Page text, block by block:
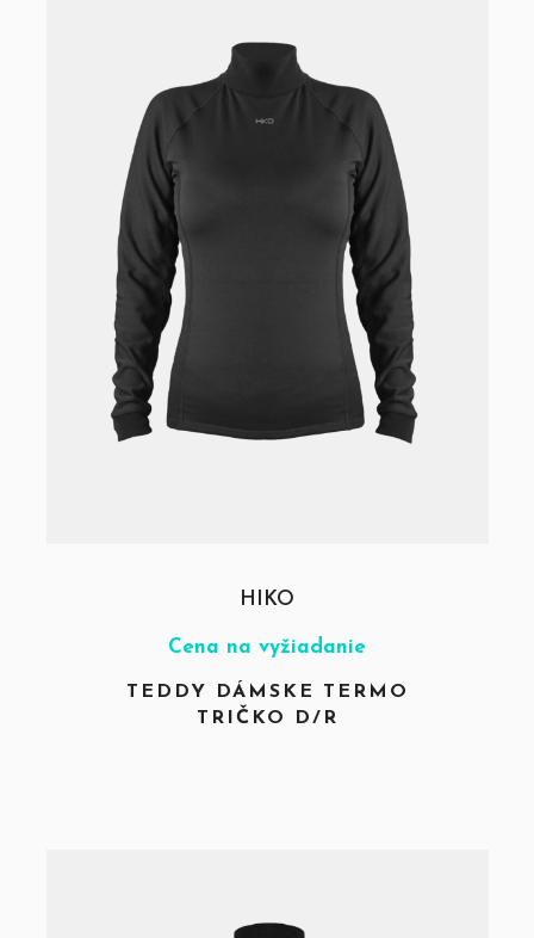
HIKO
Cena na vyžiadanie
TEDDY DÁMSKE TERMO
TRIČKO D/R